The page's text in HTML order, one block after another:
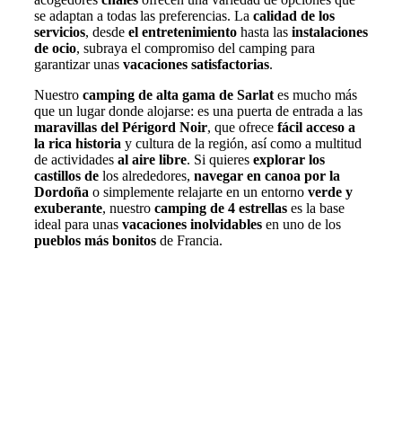
se adaptan a todas las preferencias. La calidad de los
servicios, desde el entretenimiento hasta las instalaciones
de ocio, subraya el compromiso del camping para
garantizar unas vacaciones satisfactorias.
Nuestro camping de alta gama de Sarlat es mucho más
que un lugar donde alojarse: es una puerta de entrada a las
maravillas del Périgord Noir, que ofrece fácil acceso a
la rica historia y cultura de la región, así como a multitud
de actividades al aire libre. Si quieres explorar los
castillos de los alrededores, navegar en canoa por la
Dordoña o simplemente relajarte en un entorno verde y
exuberante, nuestro camping de 4 estrellas es la base
ideal para unas vacaciones inolvidables en uno de los
pueblos más bonitos de Francia.